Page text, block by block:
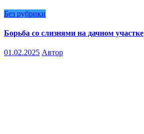
Без рубрики
Борьба со слизнями на дачном участке
01.02.2025 Автор